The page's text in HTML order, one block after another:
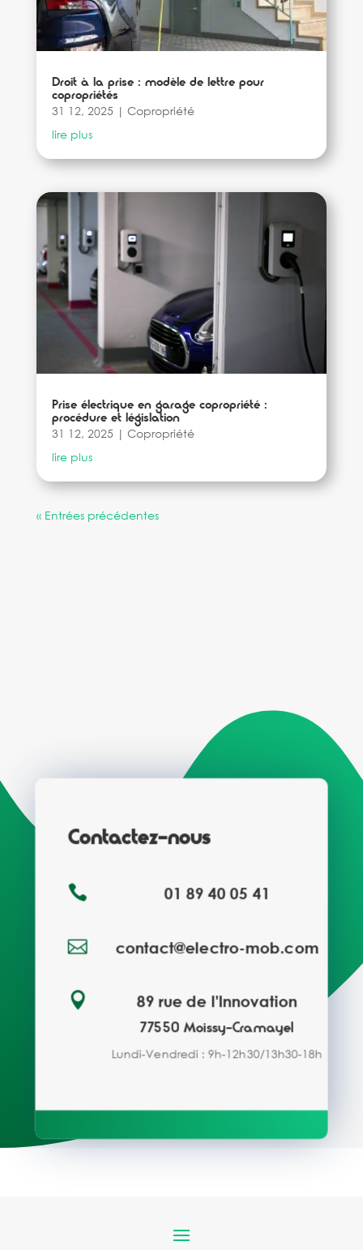
Droit à la prise : modèle de lettre pour
copropriétés
31 12, 2025 | Copropriété
lire plus
Prise électrique en garage copropriété :
procédure et législation
31 12, 2025 | Copropriété
lire plus
« Entrées précédentes
Contactez-nous
 01 89 40 05 41
 contact@electro-mob.com
 89 rue de l'Innovation
77550 Moissy-Cramayel
Lundi-Vendredi : 9h-12h30/13h30-18h
Vous avez un projet d'installation de